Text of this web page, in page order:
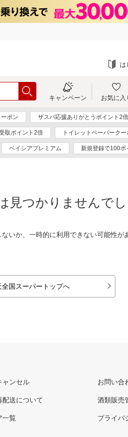
は
キャンペーン お気に入
ポン ザスパ応援ありがとうポイント2倍
取ポイント2倍 トイレットペーパークー
ベイシアプレミアム 新規登録で100ポ
見つかりませんでし
いか、一時的に利用できない可能性が
全国スーパートップへ
ャンセル
配送について
一覧
お問い合
酒類販売
プライバ